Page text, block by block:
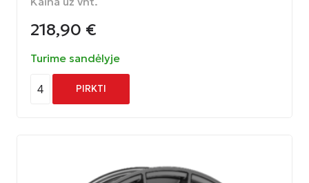
218,90 €
Turime sandėlyje
4 PIRKTI